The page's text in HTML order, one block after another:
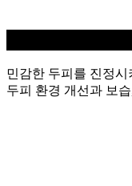
민감한 두피를 진정
두피 환경 개선과 보